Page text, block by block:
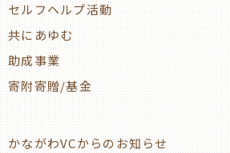
セルフヘルプ活動
共にあゆむ
助成事業
寄附寄贈/基金
かながわVCからのお知らせ